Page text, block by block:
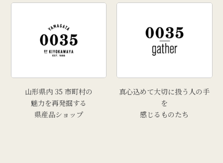
山形県内 35 市町村の
魅力を再発掘する
県産品ショップ
真心込めて大切に扱う人の手
を
感じるものたち